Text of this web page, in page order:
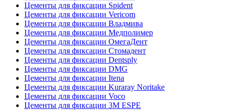
Цементы для фиксации Spident
Цементы для фиксации Vericom
Цементы для фиксации Владмива
Цементы для фиксации Медполимер
Цементы для фиксации ОмегаДент
Цементы для фиксации Стомадент
Цементы для фиксации Dentsply
Цементы для фиксации DMG
Цементы для фиксации Itena
Цементы для фиксации Kuraray Noritake
Цементы для фиксации Voco
Цементы для фиксации 3M ESPE